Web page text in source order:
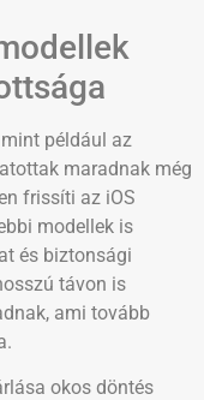
például az
maradnak még
frissíti az iOS
modellek is
és biztonsági
távon is
ami tovább
okos döntés